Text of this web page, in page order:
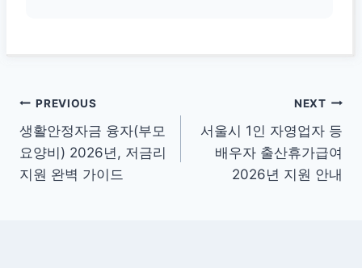
글
탐
색
PREVIOUS
생활안정자금 융자(부모
요양비) 2026년, 저금리
지원 완벽 가이드
NEXT
서울시 1인 자영업자 등
배우자 출산휴가급여
2026년 지원 안내